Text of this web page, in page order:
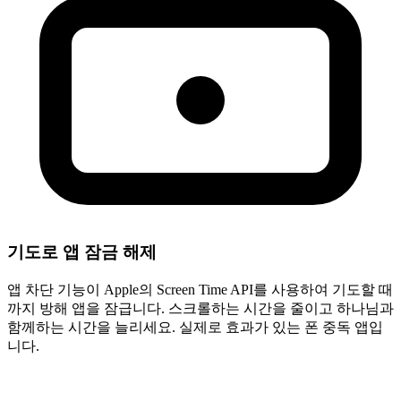
기도로 앱 잠금 해제
앱 차단 기능이 Apple의 Screen Time API를 사용하여 기도할 때
까지 방해 앱을 잠급니다. 스크롤하는 시간을 줄이고 하나님과
함께하는 시간을 늘리세요. 실제로 효과가 있는 폰 중독 앱입
니다.